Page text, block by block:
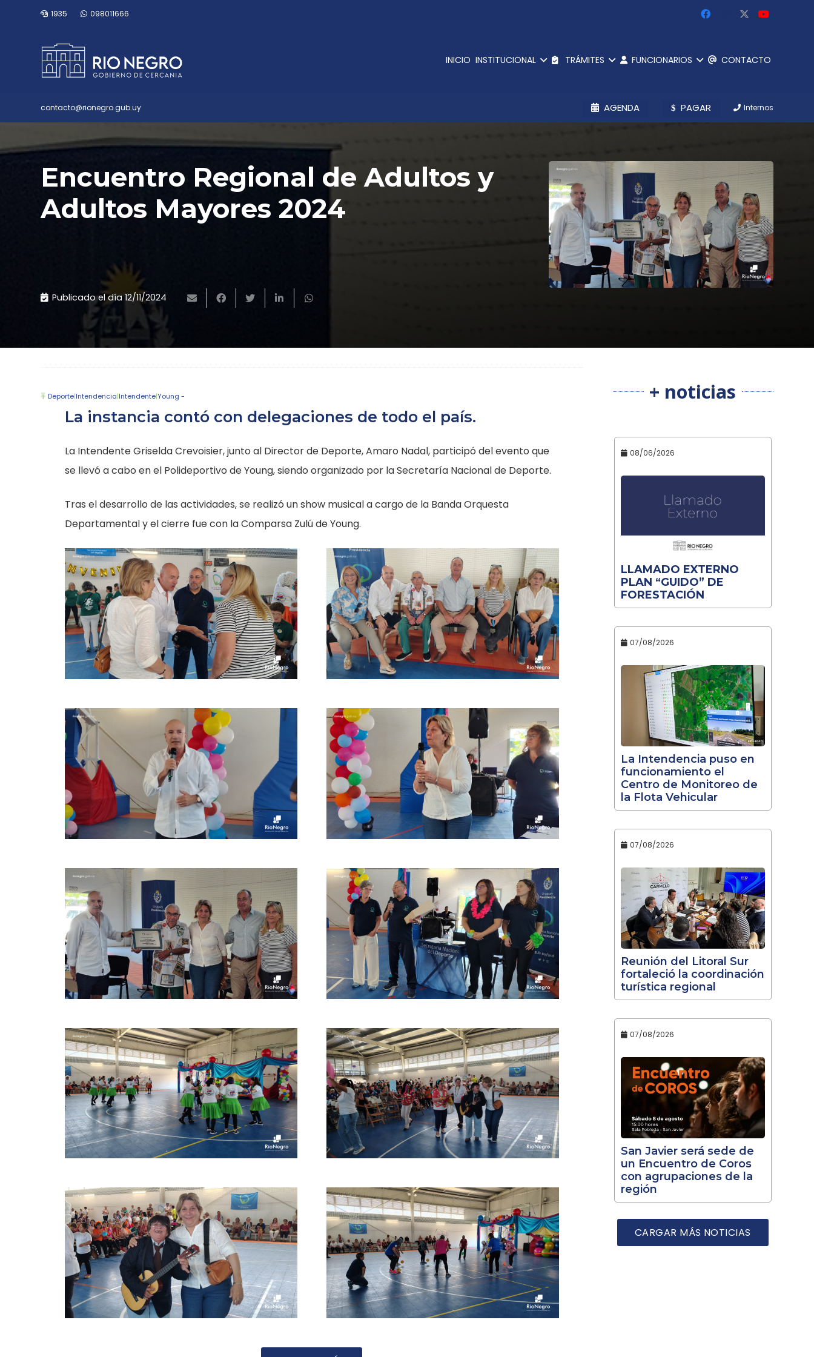
1935 098011666
INICIO INSTITUCIONAL TRÁMITES FUNCIONARIOS CONTACTO
contacto@rionegro.gub.uy AGENDA PAGAR Internos
Encuentro Regional de Adultos y
Adultos Mayores 2024
Publicado el día12/11/2024
Deporte|Intendencia|Intendente|Young -
La instancia contó con delegaciones de todo el país.
La Intendente Griselda Crevoisier, junto al Director de Deporte, Amaro Nadal, participó del evento que
se llevó a cabo en el Polideportivo de Young, siendo organizado por la Secretaría Nacional de Deporte.
Tras el desarrollo de las actividades, se realizó un show musical a cargo de la Banda Orquesta
Departamental y el cierre fue con la Comparsa Zulú de Young.
+ noticias
08/06/2026
LLAMADO EXTERNO
PLAN “GUIDO” DE
FORESTACIÓN
07/08/2026
La Intendencia puso en
funcionamiento el
Centro de Monitoreo de
la Flota Vehicular
07/08/2026
Reunión del Litoral Sur
fortaleció la coordinación
turística regional
07/08/2026
San Javier será sede de
un Encuentro de Coros
con agrupaciones de la
región
CARGAR MÁS NOTICIAS